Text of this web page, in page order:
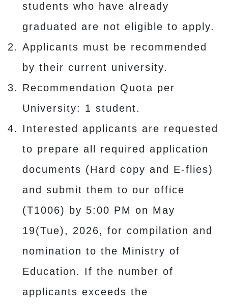
students who have already
graduated are not eligible to apply.
Applicants must be recommended
by their current university.
Recommendation Quota per
University: 1 student.
Interested applicants are requested
to prepare all required application
documents (Hard copy and E-flies)
and submit them to our office
(T1006) by 5:00 PM on May
19(Tue), 2026, for compilation and
nomination to the Ministry of
Education. If the number of
applicants exceeds the